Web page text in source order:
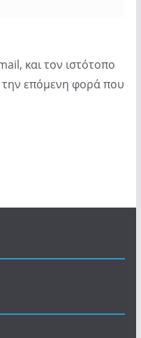
και τον ιστότοπο
επόμενη φορά που